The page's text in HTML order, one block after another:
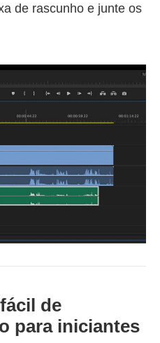
de rascunho e junte os
de
para iniciantes